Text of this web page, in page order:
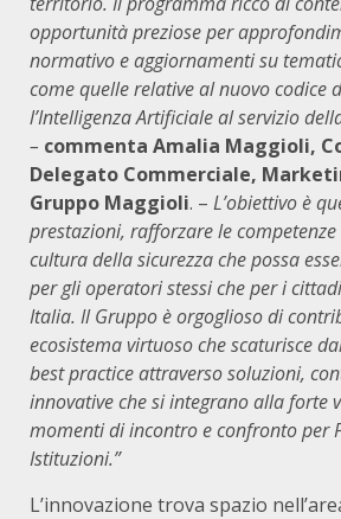
opportunità preziose per
normativo e aggiornamenti su
come quelle relative al nuovo codice
l’Intelligenza Artificiale al servizio
– commenta Amalia Maggioli,
Delegato Commerciale,
Gruppo Maggioli. – L’obiettivo è
prestazioni, rafforzare le
cultura della sicurezza che possa
per gli operatori stessi che per i
Italia. Il Gruppo è orgoglioso di
ecosistema virtuoso che scaturisce
best practice attraverso soluzioni,
innovative che si integrano alla forte
momenti di incontro e confronto per
Istituzioni.”
L’innovazione trova spazio